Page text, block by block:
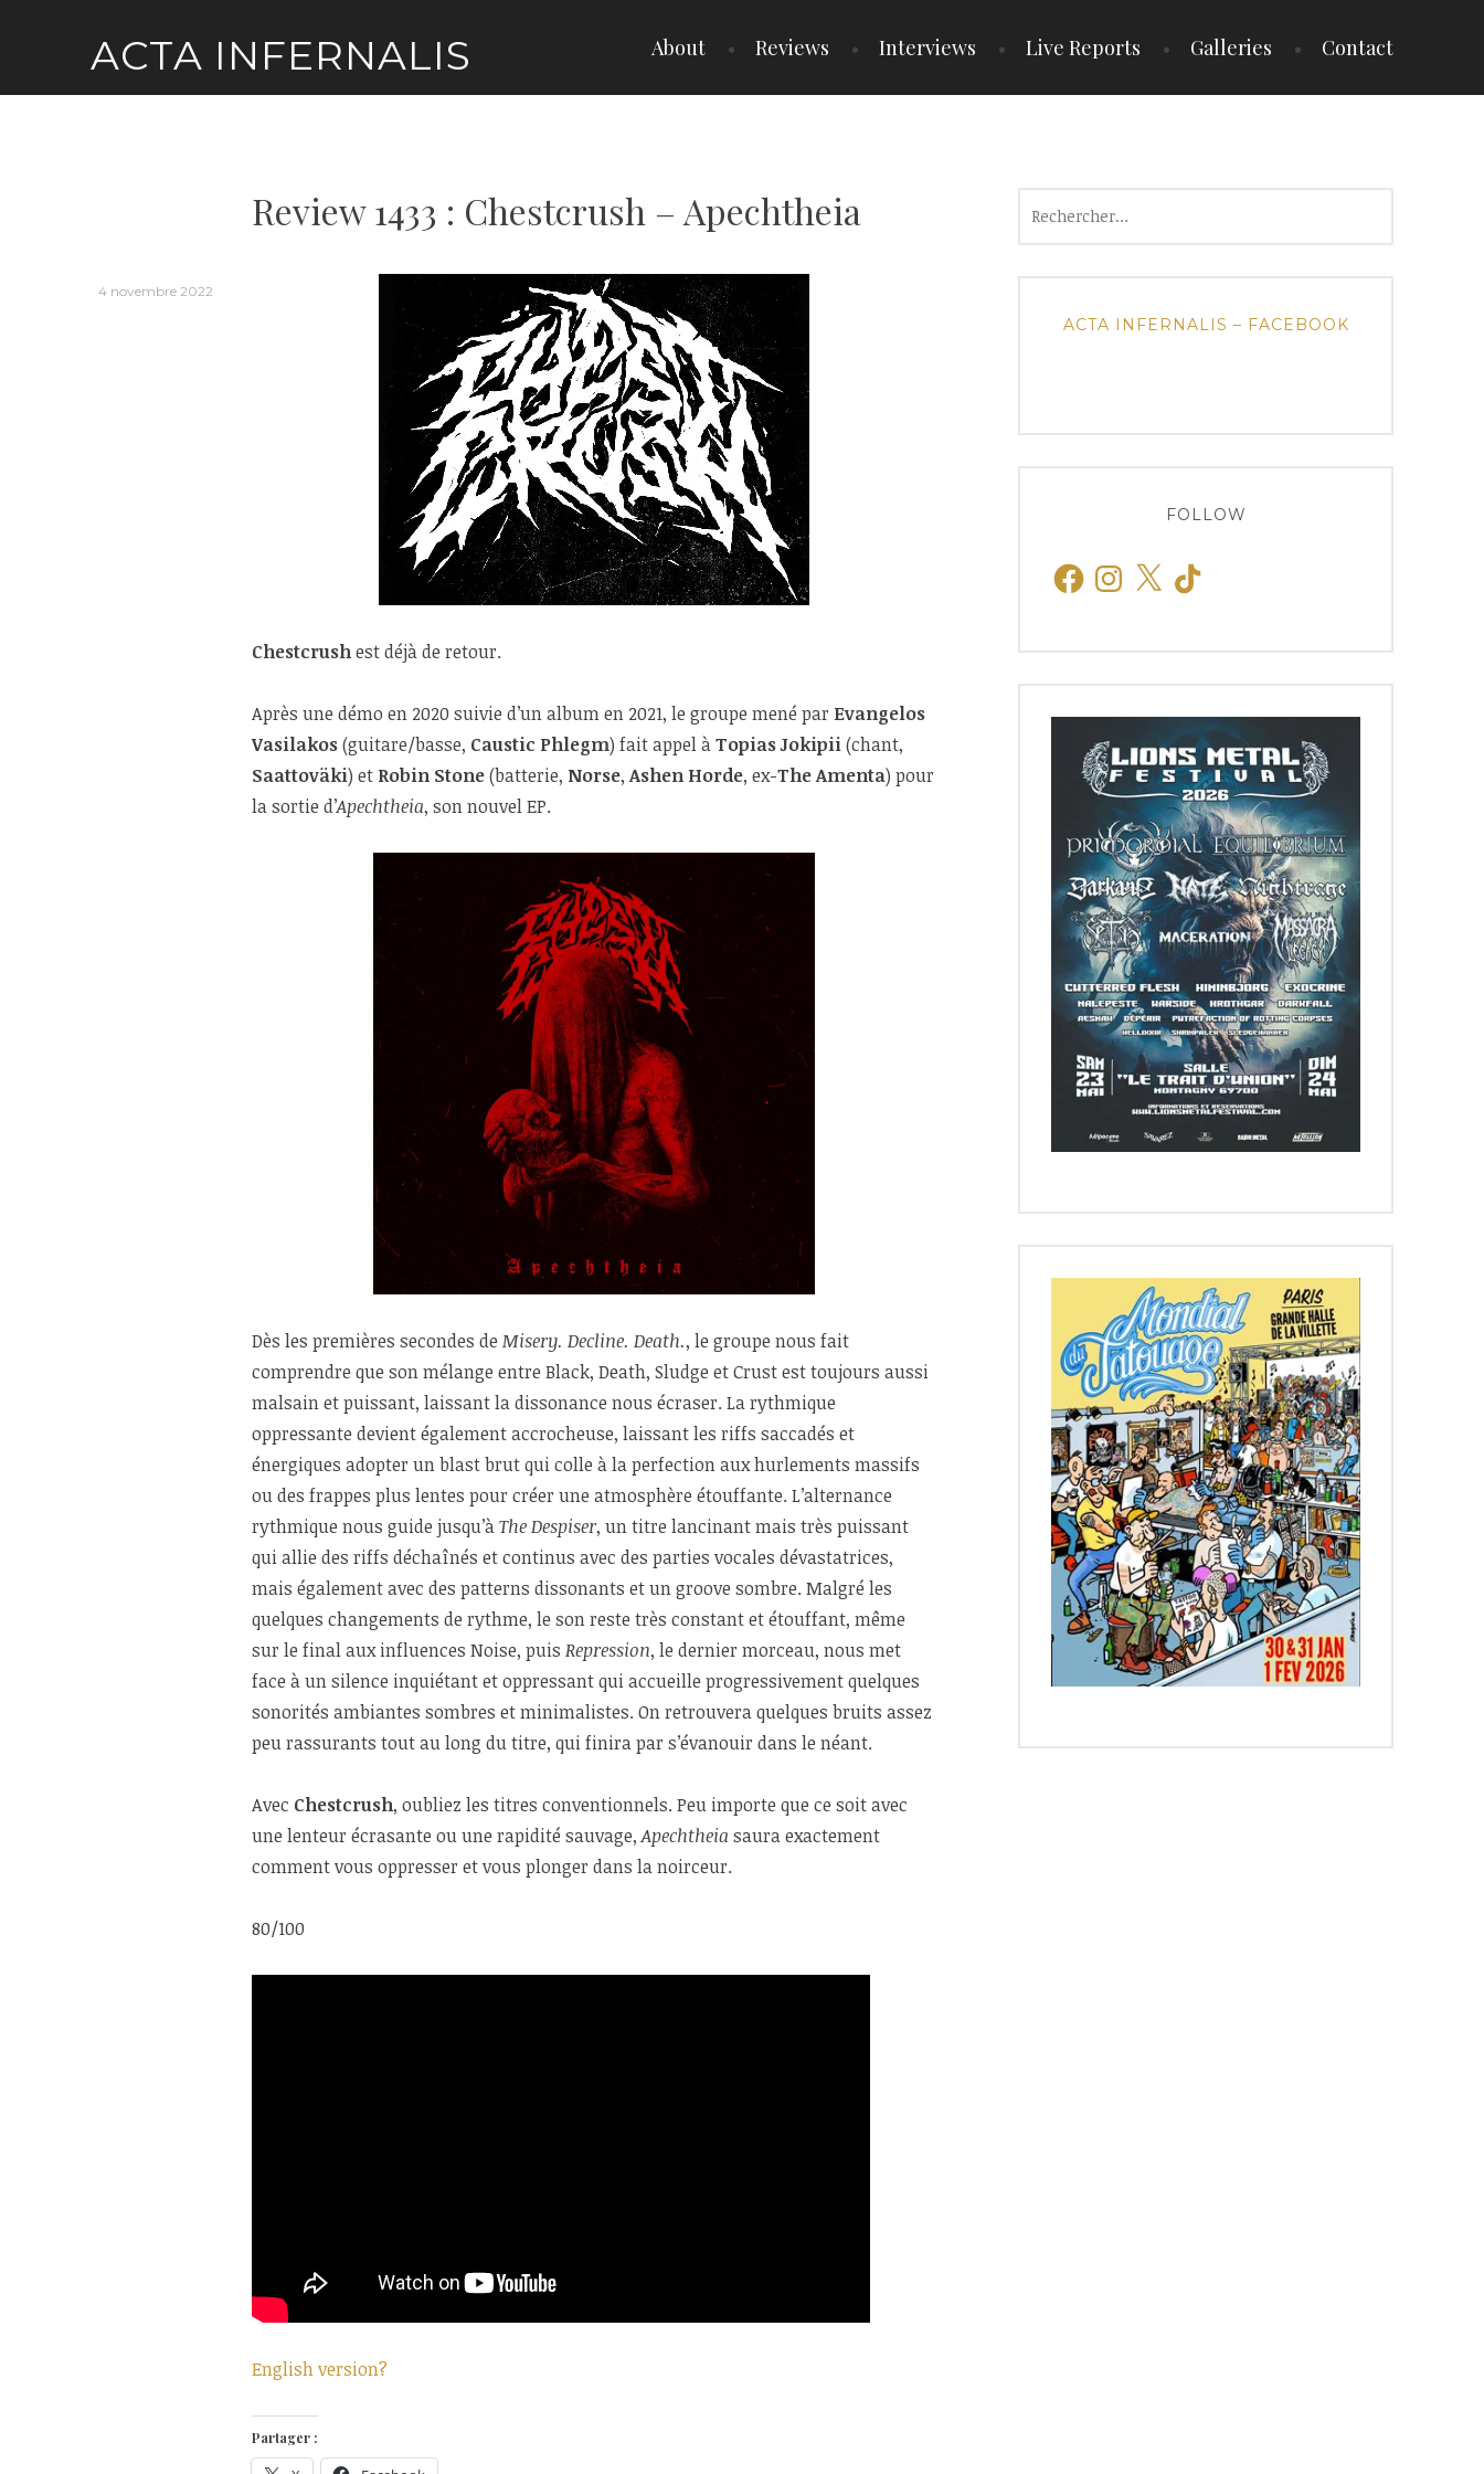
ACTA INFERNALIS About Reviews Interviews Live Reports Galleries Contact
Review 1433 : Chestcrush – Apechtheia
4 novembre 2022
Chestcrushest déjà de retour.
Après une démo en 2020 suivie d’un album en 2021, le groupe mené par Evangelos
Vasilakos(guitare/basse, Caustic Phlegm) fait appel àTopias Jokipii(chant,
Saattoväki) et Robin Stone(batterie, Norse,Ashen Horde, ex-The Amenta) pour
la sortie d’Apechtheia, son nouvel EP.
Dès les premières secondes de Misery. Decline. Death., le groupe nous fait
comprendre que son mélange entre Black, Death, Sludge et Crust est toujours aussi
malsain et puissant, laissant la dissonance nous écraser. La rythmique
oppressante devient également accrocheuse, laissant les riffs saccadés et
énergiques adopter un blast brut qui colle à la perfection aux hurlements massifs
ou des frappes plus lentes pour créer une atmosphère étouffante. L’alternance
rythmique nous guide jusqu’àThe Despiser, un titre lancinant mais très puissant
qui allie des riffs déchaînés et continus avec des parties vocales dévastatrices,
mais également avec des patterns dissonants et un groove sombre. Malgré les
quelques changements de rythme, le son reste très constant et étouffant, même
sur le final aux influences Noise, puis Repression, le dernier morceau, nous met
face à un silence inquiétant et oppressant qui accueille progressivement quelques
sonorités ambiantes sombres et minimalistes. On retrouvera quelques bruits assez
peu rassurants tout au long du titre, qui finira par s’évanouir dans le néant.
Avec Chestcrush, oubliez les titres conventionnels. Peu importe que ce soit avec
une lenteur écrasante ou une rapidité sauvage,Apechtheia saura exactement
comment vous oppresser et vous plonger dans la noirceur.
80/100
English version?
Partager :
ACTA INFERNALIS – FACEBOOK
FOLLOW
FacebookInstagram
X TikTok